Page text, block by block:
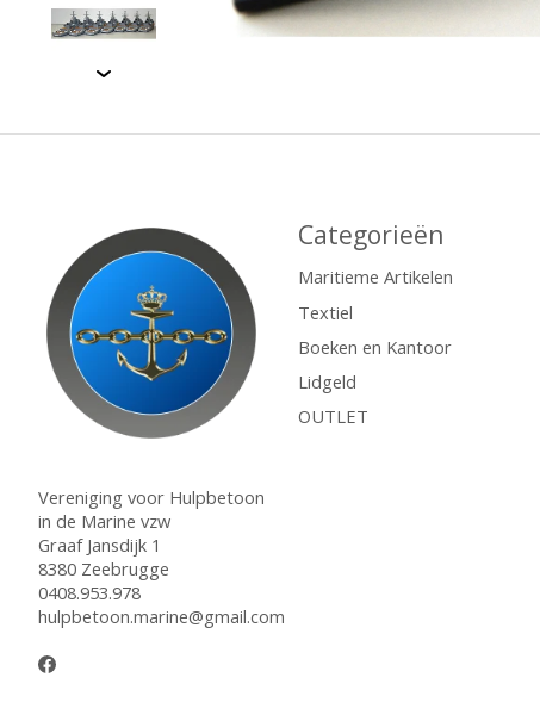
Vereniging voor Hulpbetoon
in de Marine vzw
Graaf Jansdijk 1
8380 Zeebrugge
0408.953.978
hulpbetoon.marine@gmail.com
Categorieën
Maritieme Artikelen
Textiel
Boeken en Kantoor
Lidgeld
OUTLET